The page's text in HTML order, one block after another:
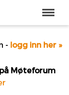
- logg inn her »
Møteforum